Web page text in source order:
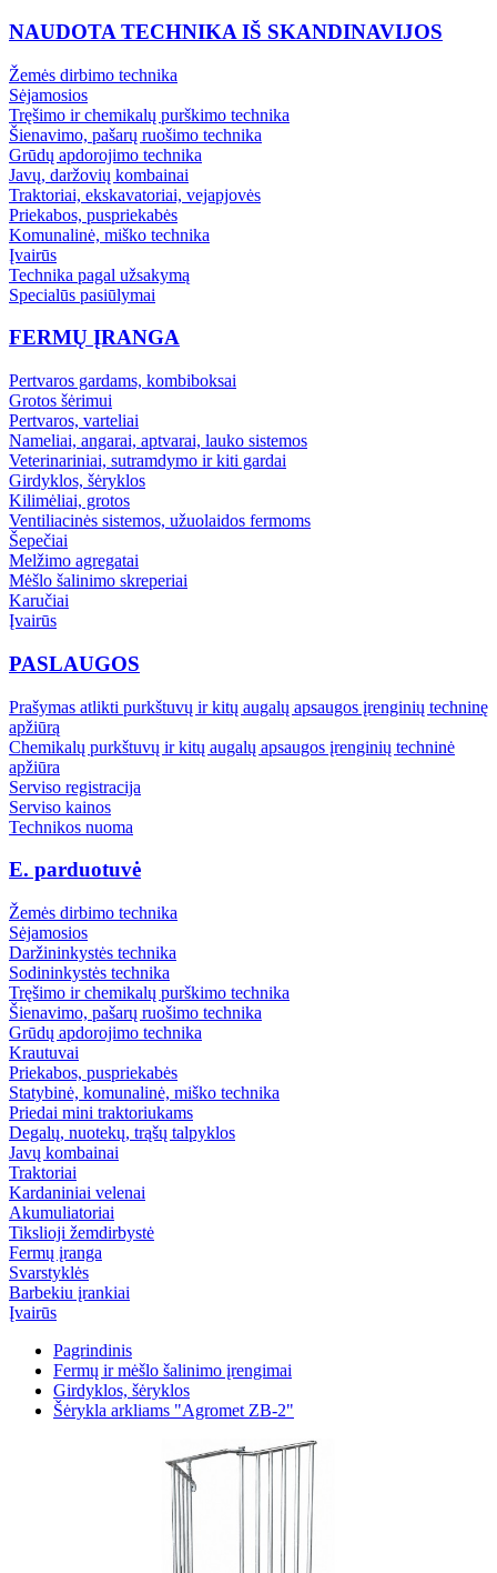
NAUDOTA TECHNIKA IŠ SKANDINAVIJOS
Žemės dirbimo technika
Sėjamosios
Tręšimo ir chemikalų purškimo technika
Šienavimo, pašarų ruošimo technika
Grūdų apdorojimo technika
Javų, daržovių kombainai
Traktoriai, ekskavatoriai, vejapjovės
Priekabos, puspriekabės
Komunalinė, miško technika
Įvairūs
Technika pagal užsakymą
Specialūs pasiūlymai
FERMŲ ĮRANGA
Pertvaros gardams, kombiboksai
Grotos šėrimui
Pertvaros, varteliai
Nameliai, angarai, aptvarai, lauko sistemos
Veterinariniai, sutramdymo ir kiti gardai
Girdyklos, šėryklos
Kilimėliai, grotos
Ventiliacinės sistemos, užuolaidos fermoms
Šepečiai
Melžimo agregatai
Mėšlo šalinimo skreperiai
Karučiai
Įvairūs
PASLAUGOS
Prašymas atlikti purkštuvų ir kitų augalų apsaugos įrenginių techninę
apžiūrą
Chemikalų purkštuvų ir kitų augalų apsaugos įrenginių techninė
apžiūra
Serviso registracija
Serviso kainos
Technikos nuoma
E. parduotuvė
Žemės dirbimo technika
Sėjamosios
Daržininkystės technika
Sodininkystės technika
Tręšimo ir chemikalų purškimo technika
Šienavimo, pašarų ruošimo technika
Grūdų apdorojimo technika
Krautuvai
Priekabos, puspriekabės
Statybinė, komunalinė, miško technika
Priedai mini traktoriukams
Degalų, nuotekų, trąšų talpyklos
Javų kombainai
Traktoriai
Kardaniniai velenai
Akumuliatoriai
Tikslioji žemdirbystė
Fermų įranga
Svarstyklės
Barbekiu įrankiai
Įvairūs
Pagrindinis
Fermų ir mėšlo šalinimo įrengimai
Girdyklos, šėryklos
Šėrykla arkliams "Agromet ZB-2"